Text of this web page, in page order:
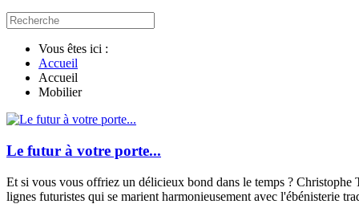
Vous êtes ici :
Accueil
Accueil
Mobilier
Le futur à votre porte...
Et si vous vous offriez un délicieux bond dans le temps ? Christophe
lignes futuristes qui se marient harmonieusement avec l'ébénisterie